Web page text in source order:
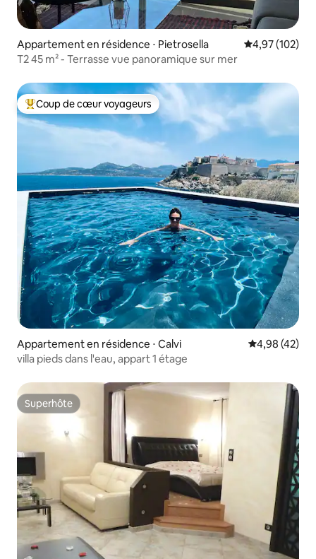
Appartement en résidence ⋅ Pietrosella Évaluation
4,97 (102)
T2 45 m² - Terrasse vue panoramique sur mer
Coups de cœur voyageurs les plus appréciés
Coup de cœur voyageurs
Appartement en résidence ⋅ Calvi Évaluation
4,98 (42)
villa pieds dans l'eau, appart 1 étage
Superhôte
Superhôte